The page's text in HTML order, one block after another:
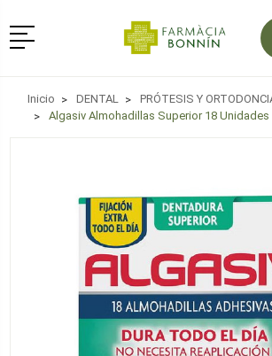
Menú
Inicio DENTAL
PRÓTESIS Y
Algasiv Almohadillas Superior 18 Unidades